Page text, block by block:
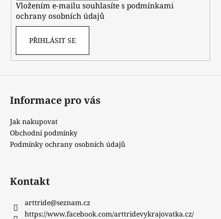
Vložením e-mailu souhlasíte spodmínkami
ochrany osobních údajů
PŘIHLÁSIT SE
Informace pro vás
Jak nakupovat
Obchodní podmínky
Podmínky ochrany osobních údajů
Kontakt
arttride@seznam.cz
https://www.facebook.com/arttridevykrajovatka.cz/